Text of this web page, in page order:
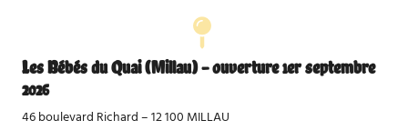
Les Bébés du Quai (Millau) - ouverture 1er septembre
2026
46 boulevard Richard – 12 100 MILLAU